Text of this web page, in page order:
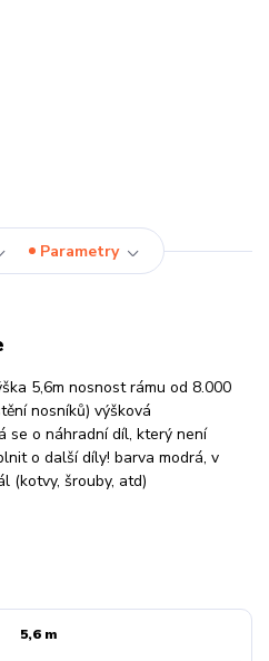
Parametry
5,6m nosnost rámu od 8.000
nosníků) výšková
se o náhradní díl, který není
o další díly! barva modrá, v
(kotvy, šrouby, atd)
5,6 m